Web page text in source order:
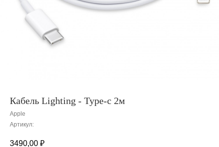
Кабель Lighting - Type-c 2м
Apple
Артикул:
3490,00 ₽